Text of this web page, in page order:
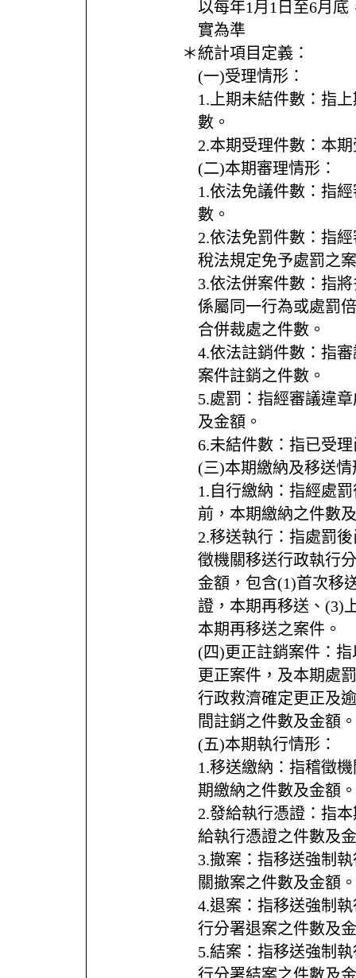
以每年1月1日至6月底
實為準
＊統計項目定義：
(一)受理情形：
1.上期未結件數：指
數。
2.本期受理件數：本
(二)本期審理情形：
1.依法免議件數：指
數。
2.依法免罰件數：指
稅法規定免予處罰之
3.依法併案件數：指
係屬同一行為或處罰
合併裁處之件數。
4.依法註銷件數：指
案件註銷之件數。
5.處罰：指經審議違
及金額。
6.未結件數：指已受
(三)本期繳納及移送情
1.自行繳納：指經處
前，本期繳納之件數
2.移送執行：指處罰
徵機關移送行政執行
金額，包含(1)首次移
證，本期再移送、(3)
本期再移送之案件。
(四)更正註銷案件：
更正案件，及本期處
行政救濟確定更正及
間註銷之件數及金額。
(五)本期執行情形：
1.移送繳納：指稽徵
期繳納之件數及金額。
2.發給執行憑證：指
給執行憑證之件數及
3.撤案：指移送強制
關撤案之件數及金額。
4.退案：指移送強制
行分署退案之件數及
5.結案：指移送強制